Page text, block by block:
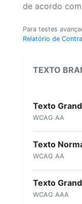
de acordo
Para testes
Relatório de
TEXTO
Texto
WCAG AA
Texto
WCAG AA
Texto
WCAG AAA